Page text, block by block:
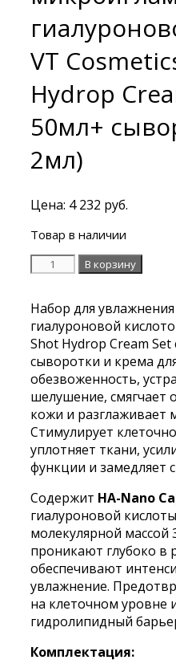
VT
Hydrop
50мл+
2мл)
Цена: 4 232 руб.
Товар в наличии
Количество
Увлажняющий
с
микроиглами
и
гиалуроновой
кислотой
VT
Cosmetics
Reedle
Shot
Hydrop
Cream
Set
(крем
50мл+
сыворотка
3шт
х
2мл)
В корзину
Набор для
гиалуроновой
Shot Hydrop Cream Set
сыворотки и крема
обезвоженность,
шелушение, смягчает
кожи и разглаживает
Стимулирует
уплотняет ткани,
функции и замедляет
Содержит HA-Nano
гиалуроновой
молекулярной массой
проникают глубоко в
обеспечивают
увлажнение.
на клеточном уровне
гидролипидный
Комплектация: